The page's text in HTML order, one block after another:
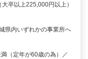
卒以上225,000円以上）
県内いずれかの事業所へ
（定年が60歳の為）／